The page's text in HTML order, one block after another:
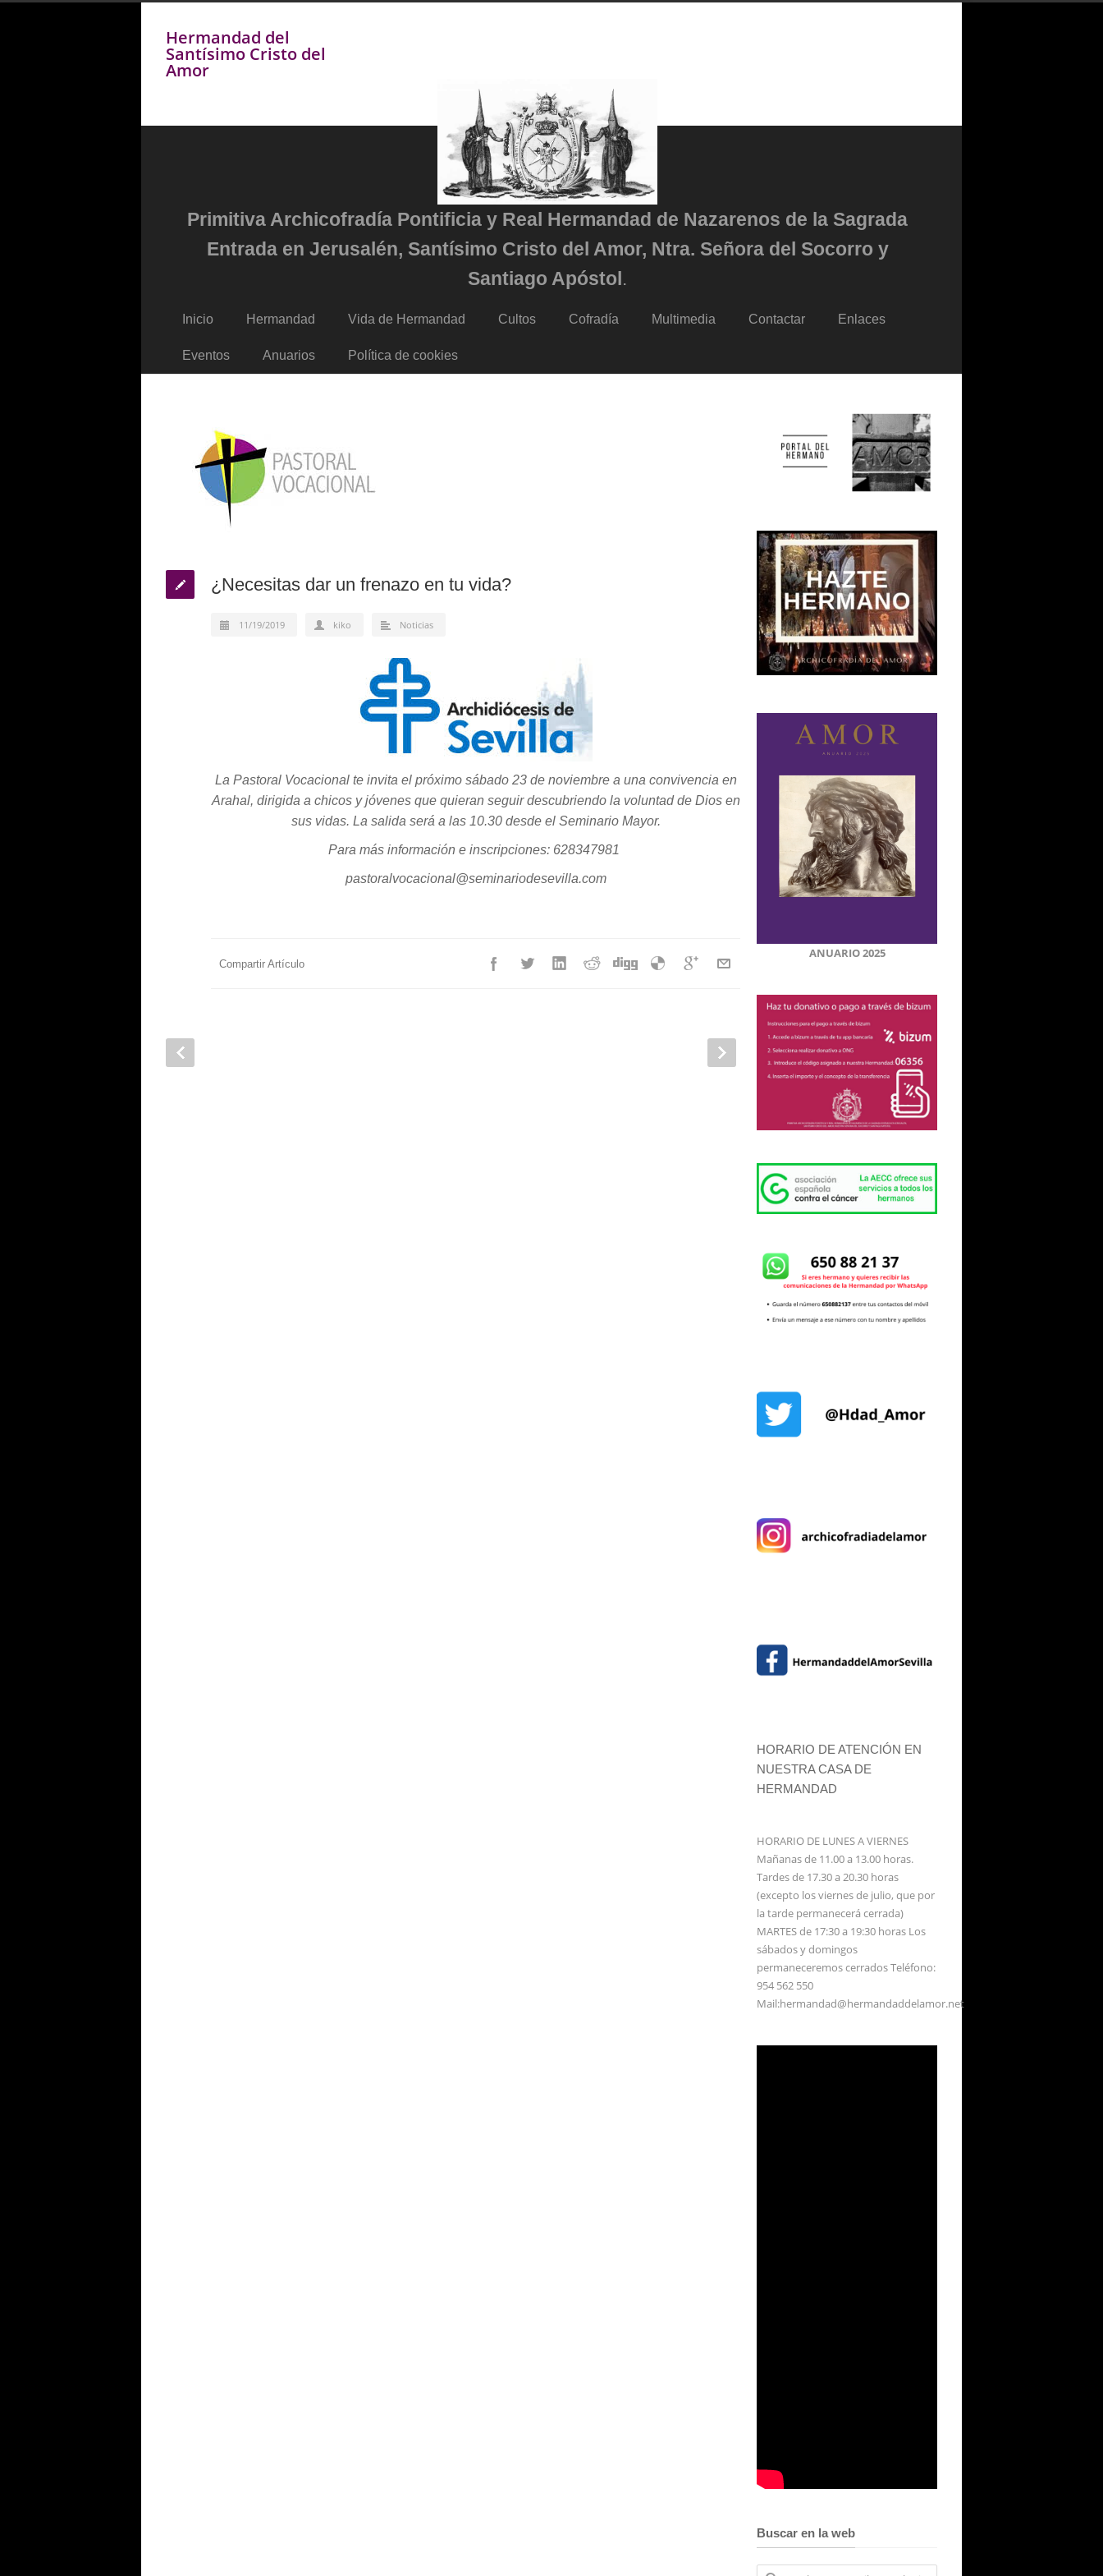
Hermandad del
Santísimo Cristo del
Amor
Primitiva Archicofradía Pontificia y Real Hermandad de Nazarenos de la Sagrada
Entrada en Jerusalén, Santísimo Cristo del Amor, Ntra. Señora del Socorro y
Santiago Apóstol.
Inicio Hermandad Vida de Hermandad Cultos Cofradía Multimedia Contactar Enlaces
Eventos Anuarios Política de cookies
¿Necesitas dar un frenazo en tu vida?
11/19/2019 kiko Noticias
La Pastoral Vocacional te invita el próximo sábado 23 de noviembre a una convivencia en
Arahal, dirigida a chicos y jóvenes que quieran seguir descubriendo la voluntad de Dios en
sus vidas. La salida será a las 10.30 desde el Seminario Mayor.
Para más información e inscripciones: 628347981
pastoralvocacional@seminariodesevilla.com
Compartir Artículo
ANUARIO 2025
HORARIO DE ATENCIÓN EN
NUESTRA CASA DE
HERMANDAD
HORARIO DE LUNES A VIERNES
Mañanas de 11.00 a 13.00 horas.
Tardes de 17.30 a 20.30 horas
(excepto los viernes de julio, que por
la tarde permanecerá cerrada)
MARTES de 17:30 a 19:30 horas Los
sábados y domingos
permaneceremos cerrados Teléfono:
954 562 550
Mail:hermandad@hermandaddelamor.net
Buscar en la web